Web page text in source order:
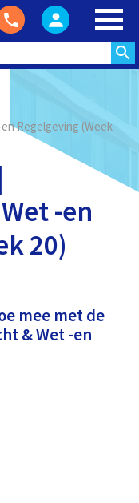
Regelgeving (Week
-en
20)
mee met de
& Wet -en